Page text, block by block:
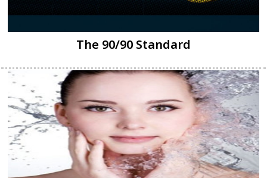
The 90/90 Standard